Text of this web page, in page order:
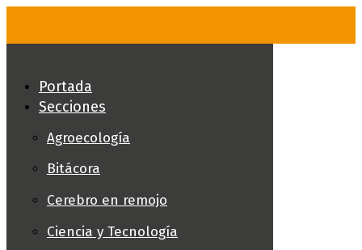
Portada
Secciones
Agroecología
Bitácora
Cerebro en remojo
Ciencia y Tecnología